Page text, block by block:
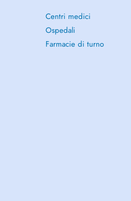
Centri medici
Ospedali
Farmacie di turno